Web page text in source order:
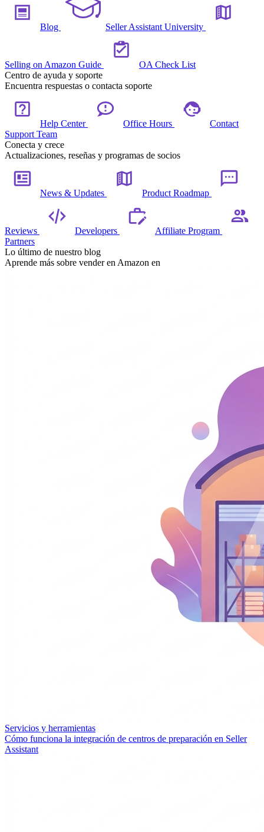
Blog Seller Assistant University
Selling on Amazon Guide
OA Check List
Centro de ayuda y soporte
Encuentra respuestas o contacta soporte
Help Center Office Hours
Contact
Support Team
Conecta y crece
Actualizaciones, reseñas y programas de socios
News & Updates Product Roadmap
Reviews Developers
Affiliate Program
Partners
Lo último de nuestro blog
Aprende más sobre vender en Amazon en
Servicios y herramientas
Cómo funciona la integración de centros de preparación en Seller
Assistant